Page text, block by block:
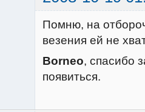
Помню, на
везения ей не
Borneo, спасибо
появиться.